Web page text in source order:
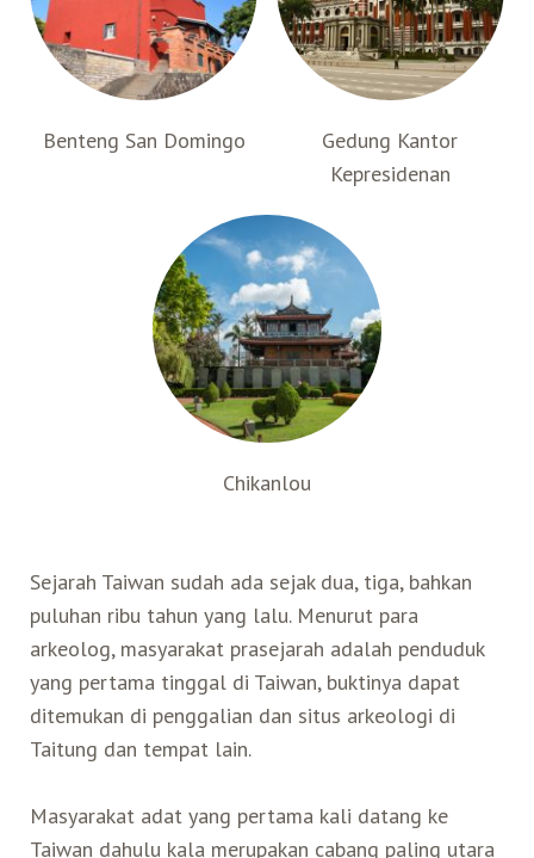
Benteng San Domingo
Gedung Kantor
Kepresidenan
Chikanlou
Sejarah Taiwan sudah ada sejak dua, tiga, bahkan
puluhan ribu tahun yang lalu. Menurut para
arkeolog, masyarakat prasejarah adalah penduduk
yang pertama tinggal di Taiwan, buktinya dapat
ditemukan di penggalian dan situs arkeologi di
Taitung dan tempat lain.
Masyarakat adat yang pertama kali datang ke
Taiwan dahulu kala merupakan cabang paling utara